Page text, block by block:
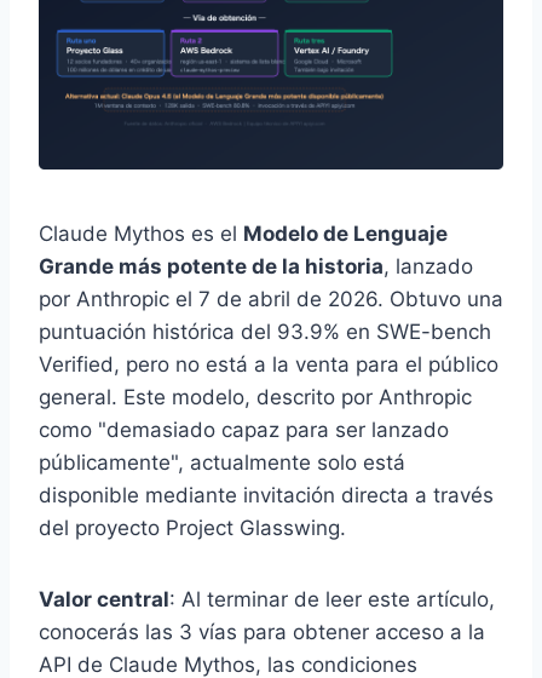
Claude Mythos es el Modelo de Lenguaje
Grande más potente de la historia, lanzado
por Anthropic el 7 de abril de 2026. Obtuvo una
puntuación histórica del 93.9% en SWE-bench
Verified, pero no está a la venta para el público
general. Este modelo, descrito por Anthropic
como "demasiado capaz para ser lanzado
públicamente", actualmente solo está
disponible mediante invitación directa a través
del proyecto Project Glasswing.
Valor central: Al terminar de leer este artículo,
conocerás las 3 vías para obtener acceso a la
API de Claude Mythos, las condiciones